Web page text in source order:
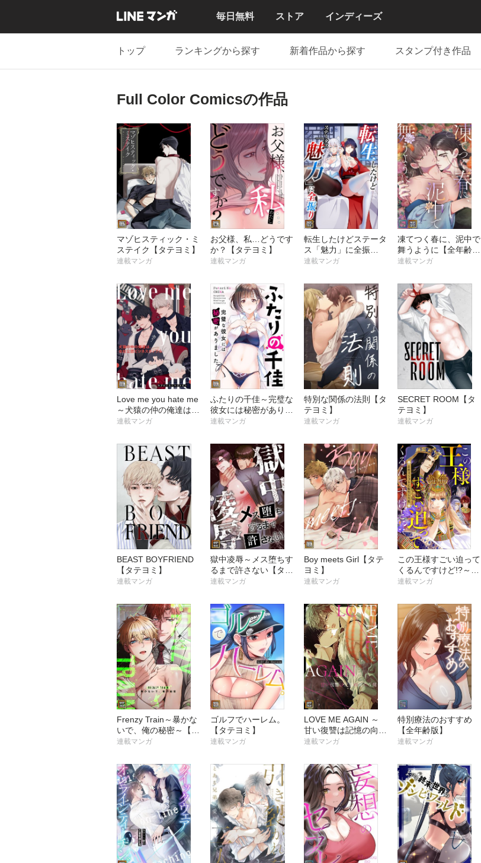
毎日無料 ストア インディーズ
トップ ランキングから探す 新着作品から探す スタンプ付き作品
Full Color Comicsの作品
マゾヒスティック・ミ
ステイク【タテヨミ】
連載マンガ
お父様、私…どうです
か？【タテヨミ】
連載マンガ
転生したけどステータ
ス「魅力」に全振
り！？【タテヨミ】
連載マンガ
凍てつく春に、泥中で
舞うように【全年齢
版】【タテヨミ】
連載マンガ
Love me you hate me
～犬猿の仲の俺達は、
会社公認ビジネスカッ
連載マンガ
ふたりの千佳～完璧な
彼女には秘密がありま
した【タテヨミ】
連載マンガ
特別な関係の法則【タ
テヨミ】
連載マンガ
SECRET ROOM【タ
テヨミ】
連載マンガ
BEAST BOYFRIEND
【タテヨミ】
連載マンガ
獄中凌辱～メス堕ちす
るまで許さない【タテ
ヨミ】
連載マンガ
Boy meets Girl【タテ
ヨミ】
連載マンガ
この王様すごい迫って
くるんですけど!?～古
代エジプトに転生した
連載マンガ
Frenzy Train～暴かな
いで、俺の秘密～【タ
テヨミ】
連載マンガ
ゴルフでハーレム。
【タテヨミ】
連載マンガ
LOVE ME AGAIN ～
甘い復讐は記憶の向こ
う側 ～【タテヨミ】
連載マンガ
特別療法のおすすめ
【全年齢版】
連載マンガ